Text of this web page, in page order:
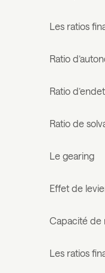
Les ratios
Ratio
Ratio
Ratio de
Le gearing
Effet de
Capacité de
Les ratios